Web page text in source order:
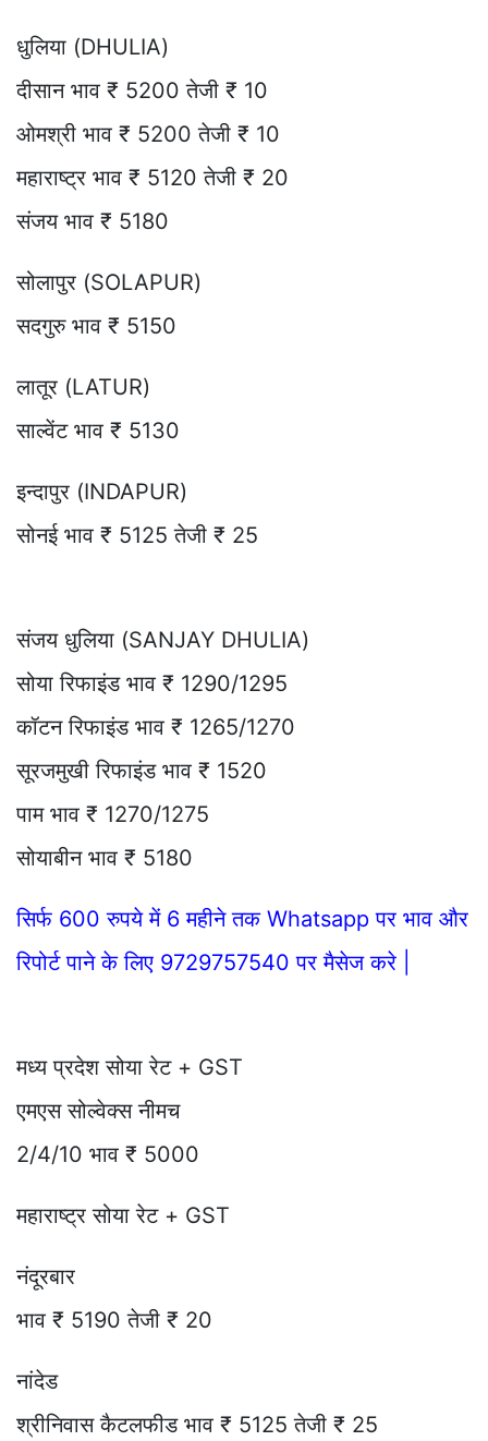
धुलिया (DHULIA)
दीसान भाव ₹ 5200 तेजी ₹ 10
ओमश्री भाव ₹ 5200 तेजी ₹ 10
महाराष्ट्र भाव ₹ 5120 तेजी ₹ 20
संजय भाव ₹ 5180
सोलापुर (SOLAPUR)
सदगुरु भाव ₹ 5150
लातूर (LATUR)
साल्वेंट भाव ₹ 5130
इन्दापुर (INDAPUR)
सोनई भाव ₹ 5125 तेजी ₹ 25
संजय धुलिया (SANJAY DHULIA)
सोया रिफाइंड भाव ₹ 1290/1295
कॉटन रिफाइंड भाव ₹ 1265/1270
सूरजमुखी रिफाइंड भाव ₹ 1520
पाम भाव ₹ 1270/1275
सोयाबीन भाव ₹ 5180
सिर्फ 600 रुपये में 6 महीने तक Whatsapp पर भाव और
रिपोर्ट पाने के लिए 9729757540 पर मैसेज करे |
मध्य प्रदेश सोया रेट + GST
एमएस सोल्वेक्स नीमच
2/4/10 भाव ₹ 5000
महाराष्ट्र सोया रेट + GST
नंदूरबार
भाव ₹ 5190 तेजी ₹ 20
नांदेड
श्रीनिवास कैटलफीड भाव ₹ 5125 तेजी ₹ 25